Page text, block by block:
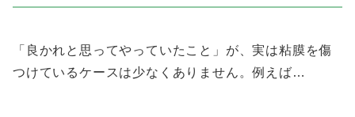
「良かれと思ってやっていたこと」が、実は粘膜を傷
つけているケースは少なくありません。例えば…